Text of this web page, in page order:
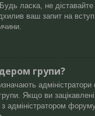
ласка, не діставайте
ваш запит на
групи?
Якщо ви
з адміністратором